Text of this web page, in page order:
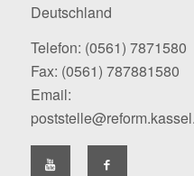
Deutschland
Telefon: (0561) 7871580
Fax: (0561) 787881580
Email: